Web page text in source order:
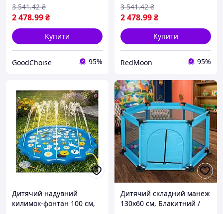
майданчик
2 478.99₴
3 541.42 ₴
Купити
GoodChoise 95%
майданчик
2 478.99₴
3 541.42 ₴
Купити
RedMoon 95%
Дитячий надувний
килимок-фонтан 100 см,
Дитячий складний манеж
130х60 см, Блакитний /